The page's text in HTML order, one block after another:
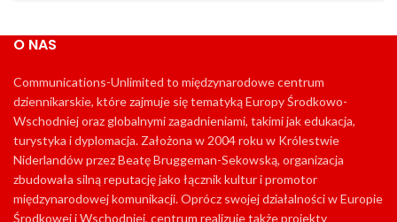
O NAS
Communications-Unlimited to międzynarodowe centrum
dziennikarskie, które zajmuje się tematyką Europy Środkowo-
Wschodniej oraz globalnymi zagadnieniami, takimi jak edukacja,
turystyka i dyplomacja. Założona w 2004 roku w Królestwie
Niderlandów przez Beatę Bruggeman-Sekowską, organizacja
zbudowała silną reputację jako łącznik kultur i promotor
międzynarodowej komunikacji. Oprócz swojej działalności w Europie
Środkowej i Wschodniej, centrum realizuje także projekty